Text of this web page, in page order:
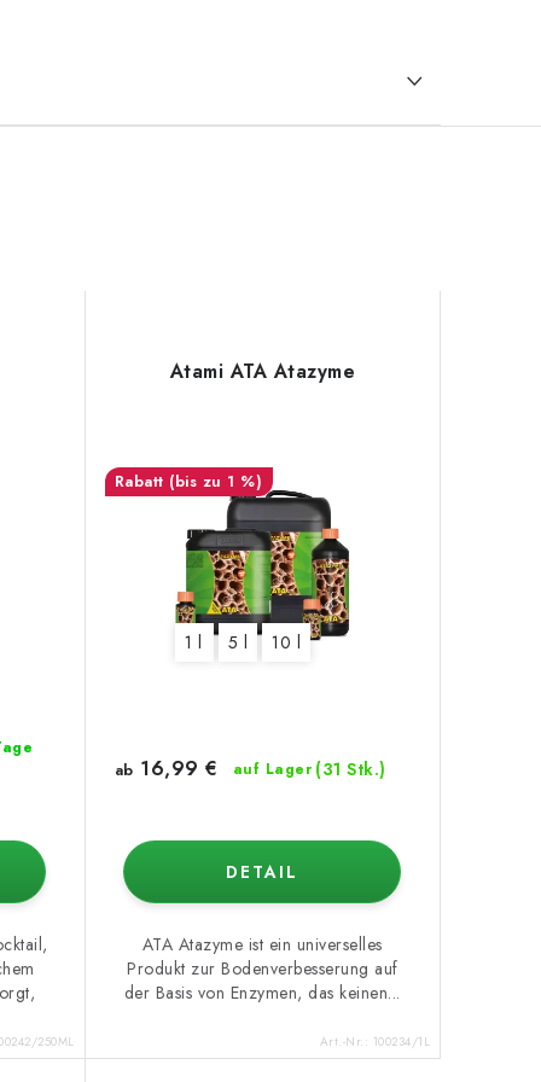
250ML
Atami ATA Atazyme
(bis zu 1 %)
1 l 5 l 10 l
auf Lager (31 Stk.)
ab 16,99 €
DETAIL
ATA Atazyme ist ein universelles
Produkt zur Bodenverbesserung auf
der Basis von Enzymen, das keinen...
Art.-Nr.: 100234/1L